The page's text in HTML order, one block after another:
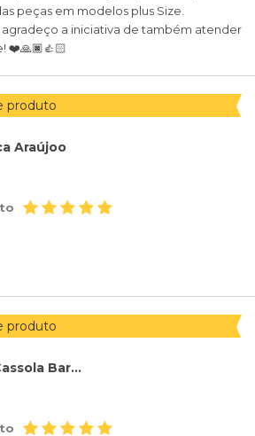
peças em modelos plus Size.
a iniciativa de também atender
❤️🙏🏿👍🏻
produto
Araújoo
produto
Norma Aparecida Cassola Barba Barba